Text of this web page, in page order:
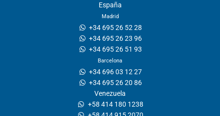
España
Madrid
+34 695 26 52 28
+34 695 26 23 96
+34 695 26 51 93
Barcelona
+34 696 03 12 27
+34 695 26 20 86
Venezuela
+58 414 180 1238